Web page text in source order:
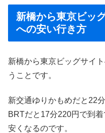
新橋から東京ビッ
への安い行き方
新橋から東京ビッグサイ
うことです。
新交通ゆりかもめだと22
BRTだと17分220円で到
安くなるのです。